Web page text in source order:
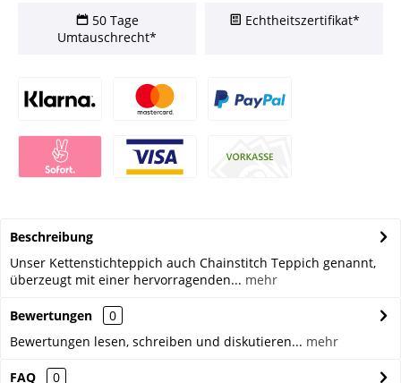
50 Tage
Umtauschrecht*
Echtheitszertifikat*
Beschreibung
Unser Kettenstichteppich auch Chainstitch Teppich genannt,
überzeugt mit einer hervorragenden... mehr
Bewertungen
0
Bewertungen lesen, schreiben und diskutieren... mehr
FAQ
0